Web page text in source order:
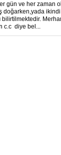
gün ve her zaman
ikindi
c.c diye bel...